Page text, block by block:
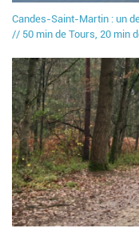
Candes-Saint-Martin : un
// 50 min de Tours, 20 min